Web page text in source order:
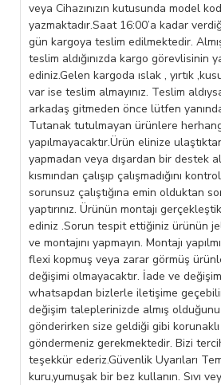
veya Cihazınızın kutusunda model
yazmaktadır.Saat 16:00’a kadar
gün kargoya teslim edilmektedir.
teslim aldığınızda kargo görevlisinin
ediniz.Gelen kargoda ıslak , yırtık
var ise teslim almayınız. Teslim
arkadaş gitmeden önce lütfen
Tutanak tutulmayan ürünlere
yapılmayacaktır.Ürün elinize
yapmadan veya dışardan bir destek
kısmından çalışıp çalışmadığını
sorunsuz çalıştığına emin olduktan
yaptırınız. Ürünün montajı
ediniz .Sorun tespit ettiğiniz ürünün
ve montajını yapmayın. Montajı
flexi kopmuş veya zarar görmüş
değişimi olmayacaktır. İade ve
whatsapdan bizlerle iletişime
değişim taleplerinizde almış
gönderirken size geldiği gibi
göndermeniz gerekmektedir. Bizi
teşekkür ederiz.Güvenlik Uyarıları
kuru,yumuşak bir bez kullanın. Sıvı